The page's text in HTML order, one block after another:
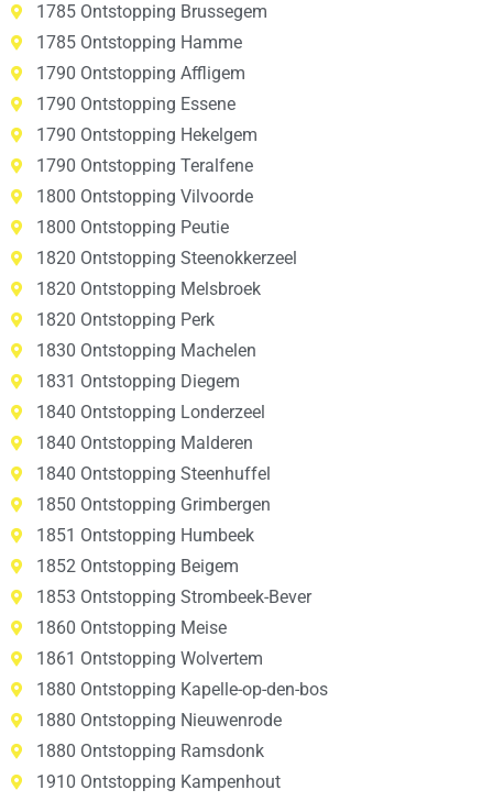
1785 Ontstopping Brussegem
1785 Ontstopping Hamme
1790 Ontstopping Affligem
1790 Ontstopping Essene
1790 Ontstopping Hekelgem
1790 Ontstopping Teralfene
1800 Ontstopping Vilvoorde
1800 Ontstopping Peutie
1820 Ontstopping Steenokkerzeel
1820 Ontstopping Melsbroek
1820 Ontstopping Perk
1830 Ontstopping Machelen
1831 Ontstopping Diegem
1840 Ontstopping Londerzeel
1840 Ontstopping Malderen
1840 Ontstopping Steenhuffel
1850 Ontstopping Grimbergen
1851 Ontstopping Humbeek
1852 Ontstopping Beigem
1853 Ontstopping Strombeek-Bever
1860 Ontstopping Meise
1861 Ontstopping Wolvertem
1880 Ontstopping Kapelle-op-den-bos
1880 Ontstopping Nieuwenrode
1880 Ontstopping Ramsdonk
1910 Ontstopping Kampenhout